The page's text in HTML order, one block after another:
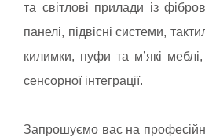
та світлові прилади із
панелі, підвісні системи,
килимки, пуфи та мʼякі
сенсорної інтеграції.
Запрошуємо вас на